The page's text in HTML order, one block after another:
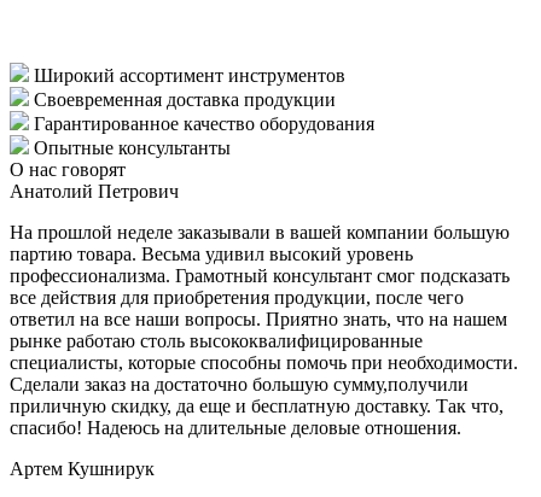
Широкий ассортимент инструментов
Своевременная доставка продукции
Гарантированное качество оборудования
Опытные консультанты
О нас говорят
Анатолий Петрович
На прошлой неделе заказывали в вашей компании большую
партию товара. Весьма удивил высокий уровень
профессионализма. Грамотный консультант смог подсказать
все действия для приобретения продукции, после чего
ответил на все наши вопросы. Приятно знать, что на нашем
рынке работаю столь высококвалифицированные
специалисты, которые способны помочь при необходимости.
Сделали заказ на достаточно большую сумму,получили
приличную скидку, да еще и бесплатную доставку. Так что,
спасибо! Надеюсь на длительные деловые отношения.
Артем Кушнирук